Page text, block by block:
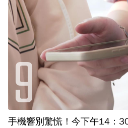
手機響別驚慌！今下午14：